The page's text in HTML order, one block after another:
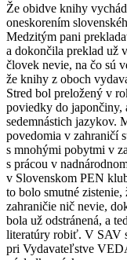
Že obidve knihy
oneskorením
Medzitým pani
a dokončila preklad už
človek nevie, na čo sú
že knihy z oboch
Stred bol preložený v
poviedky do
sedemnástich jazykov.
povedomia v zahraničí
s mnohými pobytmi v
s prácou v
v Slovenskom PEN
to bolo smutné
zahraničie nič nevie,
bola už odstránená, a
literatúry robiť. V SAV
pri Vydavateľstve